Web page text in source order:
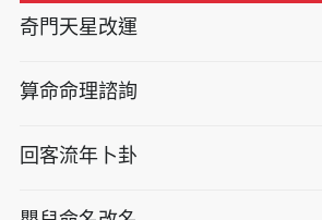
奇門天星改運
算命命理諮詢
回客流年卜卦